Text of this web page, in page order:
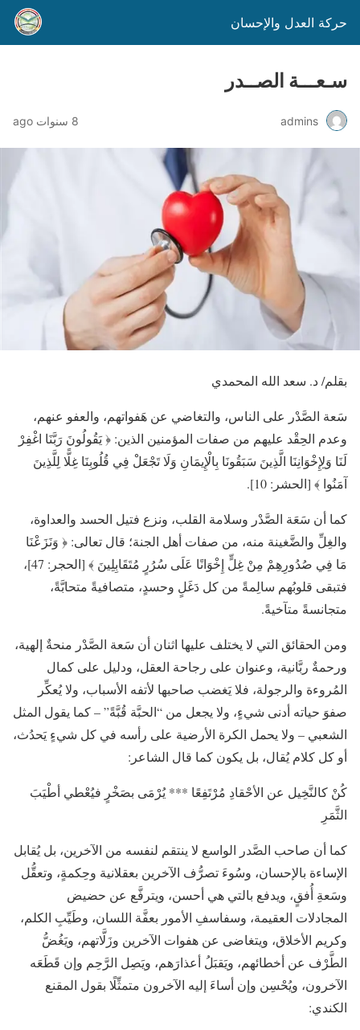
حركة العدل والإحسان
سـعـــة الصــدر
admins 8 سنوات ago
بقلم/ د. سعد الله المحمدي
سَعة الصَّدْر على الناس، والتغاضي عن هَفواتهم، والعفو عنهم،
وعدم الحِقْد عليهم من صفات المؤمنين الذين: ﴿ يَقُولُونَ رَبَّنَا اغْفِرْ
لَنَا وَلِإِخْوَانِنَا الَّذِينَ سَبَقُونَا بِالْإِيمَانِ وَلَا تَجْعَلْ فِي قُلُوبِنَا غِلًّا لِلَّذِينَ
آمَنُوا ﴾ [الحشر: 10].
كما أن سَعَة الصَّدْر وسلامة القلب، ونزع فتيل الحسد والعداوة،
والغِلِّ والضَّغينة منه، من صفات أهل الجنة؛ قال تعالى: ﴿ وَنَزَعْنَا
مَا فِي صُدُورِهِمْ مِنْ غِلٍّ إِخْوَانًا عَلَى سُرُرٍ مُتَقَابِلِينَ ﴾ [الحجر: 47]،
فتبقى قلوبُهم سالِمةً من كل دَغَلٍ وحسدٍ، متصافيةً متحابَّةً،
متجانسةً متآخيةً.
ومن الحقائق التي لا يختلف عليها اثنان أن سَعة الصَّدْر منحةٌ إلهية،
ورحمةٌ ربَّانية، وعنوان على رجاحة العقل، ودليل على كمال
المُروءة والرجولة، فلا يَغضب صاحبها لأتفه الأسباب، ولا يُعكِّر
صفوَ حياته أدنى شيءٍ، ولا يجعل من “الحبَّة قُبَّةً” – كما يقول المثل
الشعبي – ولا يحمل الكرة الأرضية على رأسه في كل شيءٍ يَحدُث،
أو كل كلام يُقال، بل يكون كما قال الشاعر:
كُنْ كالنَّخِيل عن الأحْقادِ مُرْتَفِعًا *** يُرْمَى بصَخْرٍ فيُعْطي أطْيَبَ
الثَّمَرِ
كما أن صاحب الصَّدر الواسع لا ينتقم لنفسه من الآخرين، بل يُقابل
الإساءة بالإحسان، وسُوءَ تصرُّف الآخرين بعقلانية وحِكمةٍ، وتعقُّل
وسَعةِ أُفقٍ، ويدفع بالتي هي أحسن، ويترفَّع عن حضيض
المجادلات العقيمة، وسفاسفِ الأمور بعفَّة اللسان، وطَيِّبِ الكلم،
وكريم الأخلاق، ويتغاضى عن هفوات الآخرين وزَلَّاتهم، ويَغُضُّ
الطَّرْف عن أخطائهم، ويَقبَلُ أعذارَهم، ويَصِل الرَّحِم وإن قَطَعَه
الآخرون، ويُحْسِن وإن أساءَ إليه الآخرون متمثِّلًا بقول المقنع
الكندي: